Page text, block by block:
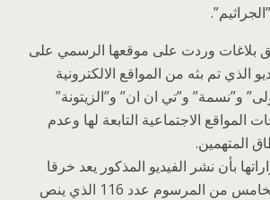
بلاغات وردت على موقعها الرسمي على
الذي تم بثه من المواقع الالكترونية
و”نسمة” و”تي ان ان” و”الزيتونة”
الاجتماعية التابعة لها وعدم
المتهمين.
بأن نشر الفيديو المذكور يعد خرقا
لمقتضيات الفصل الخامس من المرسوم عدد 116 الذي ينص